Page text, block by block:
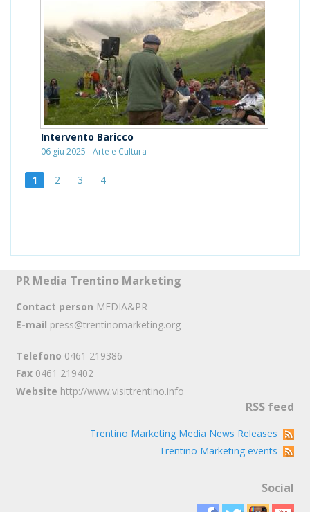
Intervento Baricco
06 giu 2025 - Arte e Cultura
1 2 3 4
PR Media Trentino Marketing
Contact person MEDIA&PR
E-mail press@trentinomarketing.org
Telefono 0461 219386
Fax 0461 219402
Website http://www.visittrentino.info
RSS feed
Trentino Marketing Media News Releases
Trentino Marketing events
Social